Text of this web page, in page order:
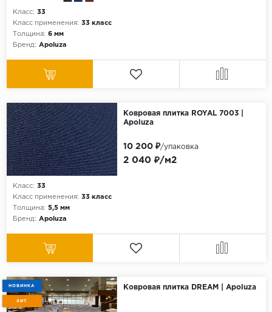
Класс: 33
Класс применения: 33 класс
Толщина: 6 мм
Бренд: Apoluza
Ковровая плитка ROYAL 7003 |
Apoluza
Класс: 33
Класс применения: 33 класс
Толщина: 5,5 мм
Бренд: Apoluza
2 040 ₽/м2
10 200 ₽/упаковка
НОВИНКА
ХИТ
Ковровая плитка DREAM | Apoluza